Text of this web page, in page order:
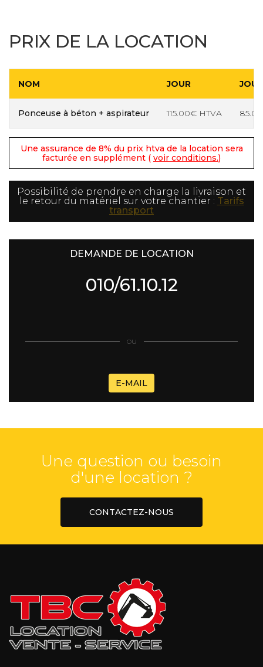
PRIX DE LA LOCATION
NOM JOUR
Ponceuse à béton + aspirateur 115.00€ HTVA
Une assurance de 8% du prix htva de la location sera
facturée en supplément ( voir conditions.)
Possibilité de prendre en charge la livraison et
le retour du matériel sur votre chantier : Tarifs
transport
DEMANDE DE LOCATION
010/61.10.12
ou
E-MAIL
Une question ou besoin
d'une location ?
CONTACTEZ-NOUS